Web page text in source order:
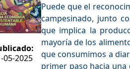
05-2025
Puede que el
campesinado, junto
que implica la
mayoría de los
que consumimos a
primer paso hacia una